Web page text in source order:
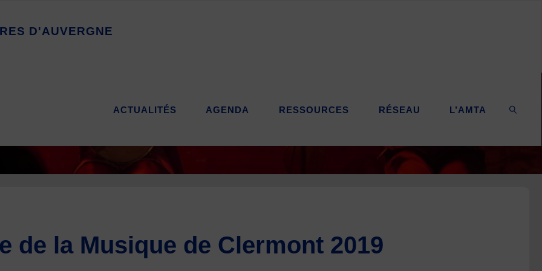
RES D'AUVERGNE
ACTUALITÉS AGENDA RESSOURCES RÉSEAU L’AMTA
de la Musique de Clermont 2019